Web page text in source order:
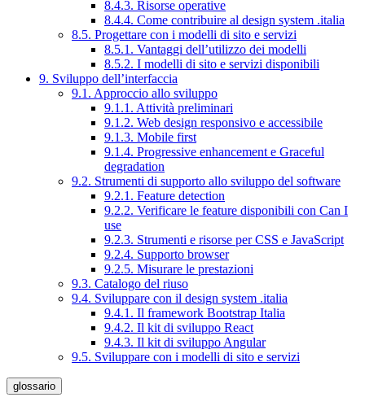
8.4.3. Risorse operative
8.4.4. Come contribuire al design system .italia
8.5. Progettare con i modelli di sito e servizi
8.5.1. Vantaggi dell’utilizzo dei modelli
8.5.2. I modelli di sito e servizi disponibili
9. Sviluppo dell’interfaccia
9.1. Approccio allo sviluppo
9.1.1. Attività preliminari
9.1.2. Web design responsivo e accessibile
9.1.3. Mobile first
9.1.4. Progressive enhancement e Graceful
degradation
9.2. Strumenti di supporto allo sviluppo del software
9.2.1. Feature detection
9.2.2. Verificare le feature disponibili con Can I
use
9.2.3. Strumenti e risorse per CSS e JavaScript
9.2.4. Supporto browser
9.2.5. Misurare le prestazioni
9.3. Catalogo del riuso
9.4. Sviluppare con il design system .italia
9.4.1. Il framework Bootstrap Italia
9.4.2. Il kit di sviluppo React
9.4.3. Il kit di sviluppo Angular
9.5. Sviluppare con i modelli di sito e servizi
glossario